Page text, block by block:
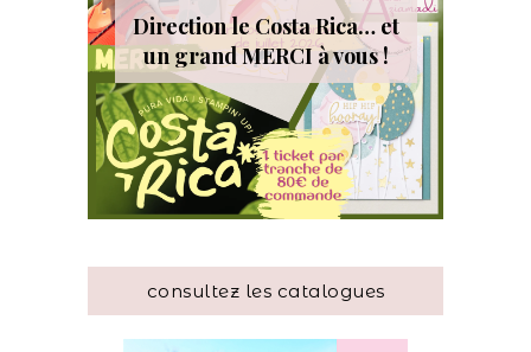
Direction le Costa Rica… et
un grand MERCI à vous !
consultez les catalogues